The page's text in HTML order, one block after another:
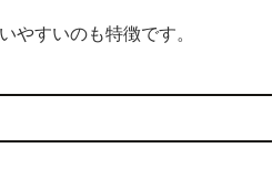
やすいのも特徴です。